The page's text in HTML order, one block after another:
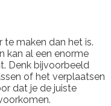
maken dan het is.
kan al een enorme
Denk bijvoorbeeld
of het verplaatsen
dat je de juiste